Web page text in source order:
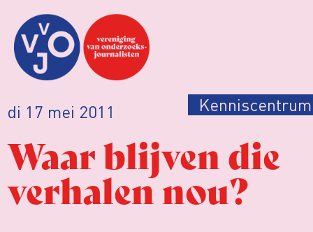
di 17 mei 2011 Kenniscentrum
Waar blijven die
verhalen nou?